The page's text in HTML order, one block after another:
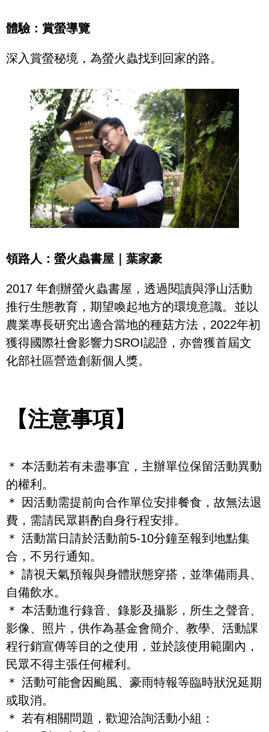
體驗：賞螢導覽
深入賞螢秘境，為螢火蟲找到回家的路。
領路人： 螢火蟲書屋｜葉家豪
2017 年創辦螢火蟲書屋，透過閱讀與淨山活動
推行生態教育，期望喚起地方的環境意識。並以
農業專長研究出適合當地的種菇方法，2022年初
獲得國際社會影響力SROI認證，亦曾獲首屆文
化部社區營造創新個人獎。
【注意事項】
＊ 本活動若有未盡事宜，主辦單位保留活動異動
的權利。
＊ 因活動需提前向合作單位安排餐食，故無法退
費，需請民眾斟酌自身行程安排。
＊ 活動當日請於活動前5-10分鐘至報到地點集
合，不另行通知。
＊ 請視天氣預報與身體狀態穿搭，並準備雨具、
自備飲水。
＊ 本活動進行錄音、錄影及攝影，所生之聲音、
影像、照片，供作為基金會簡介、教學、活動課
程行銷宣傳等目的之使用，並於該使用範圍內，
民眾不得主張任何權利。
＊ 活動可能會因颱風、豪雨特報等臨時狀況延期
或取消。
＊ 若有相關問題，歡迎洽詢活動小組：